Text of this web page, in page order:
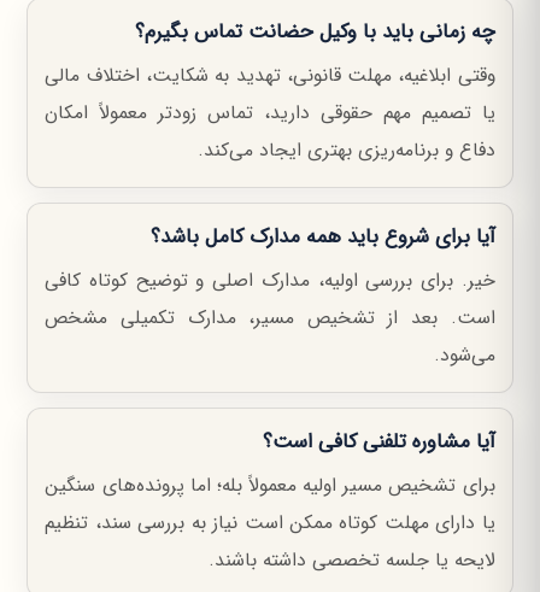
چه زمانی باید با وکیل حضانت تماس بگیرم؟
وقتی ابلاغیه، مهلت قانونی، تهدید به شکایت، اختلاف مالی
یا تصمیم مهم حقوقی دارید، تماس زودتر معمولاً امکان
دفاع و برنامه‌ریزی بهتری ایجاد می‌کند.
آیا برای شروع باید همه مدارک کامل باشد؟
خیر. برای بررسی اولیه، مدارک اصلی و توضیح کوتاه کافی
است. بعد از تشخیص مسیر، مدارک تکمیلی مشخص
می‌شود.
آیا مشاوره تلفنی کافی است؟
برای تشخیص مسیر اولیه معمولاً بله؛ اما پرونده‌های سنگین
یا دارای مهلت کوتاه ممکن است نیاز به بررسی سند، تنظیم
لایحه یا جلسه تخصصی داشته باشند.